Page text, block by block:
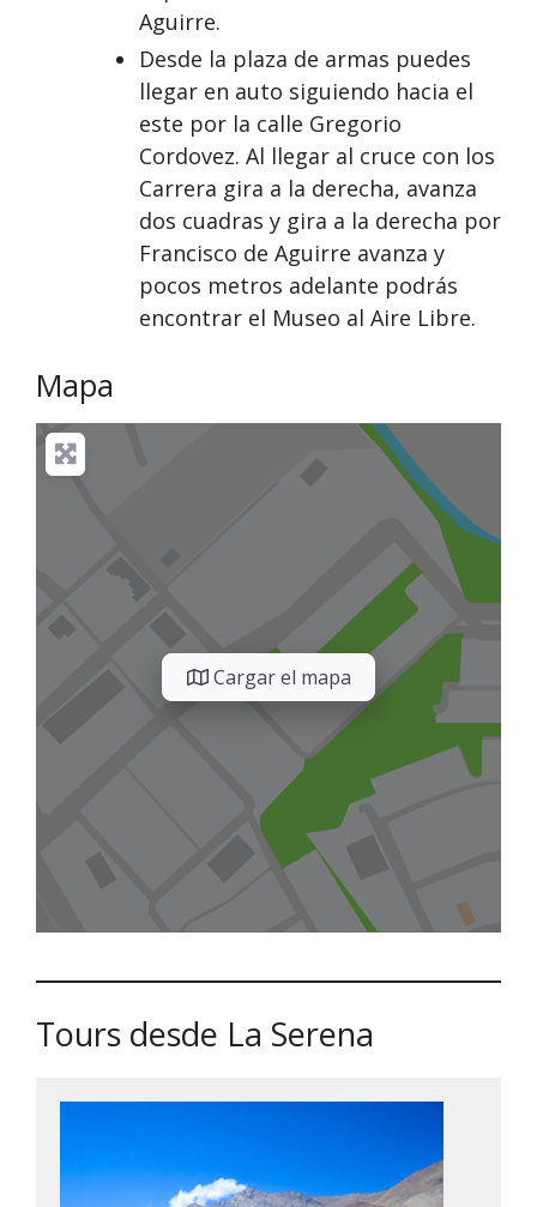
Aguirre.
Desde la plaza de armas puedes
llegar en auto siguiendo hacia el
este por la calle Gregorio
Cordovez. Al llegar al cruce con los
Carrera gira a la derecha, avanza
dos cuadras y gira a la derecha por
Francisco de Aguirre avanza y
pocos metros adelante podrás
encontrar el Museo al Aire Libre.
Mapa
Cargar el mapa
Tours desde La Serena